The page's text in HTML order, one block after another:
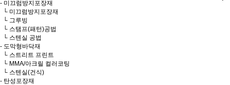
- 미끄럼방지포장재
└ 미끄럼방지포장재
└ 그루빙
└ 스탬프(패턴)공법
└ 스텐실 공법
- 도막형바닥재
└ 스트리트 프린트
└ MMA/아크릴 컬러코팅
└ 스텐실(건식)
- 탄성포장재